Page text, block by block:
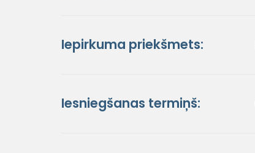
Iepirkuma priekšmets:
Iesniegšanas termiņš: